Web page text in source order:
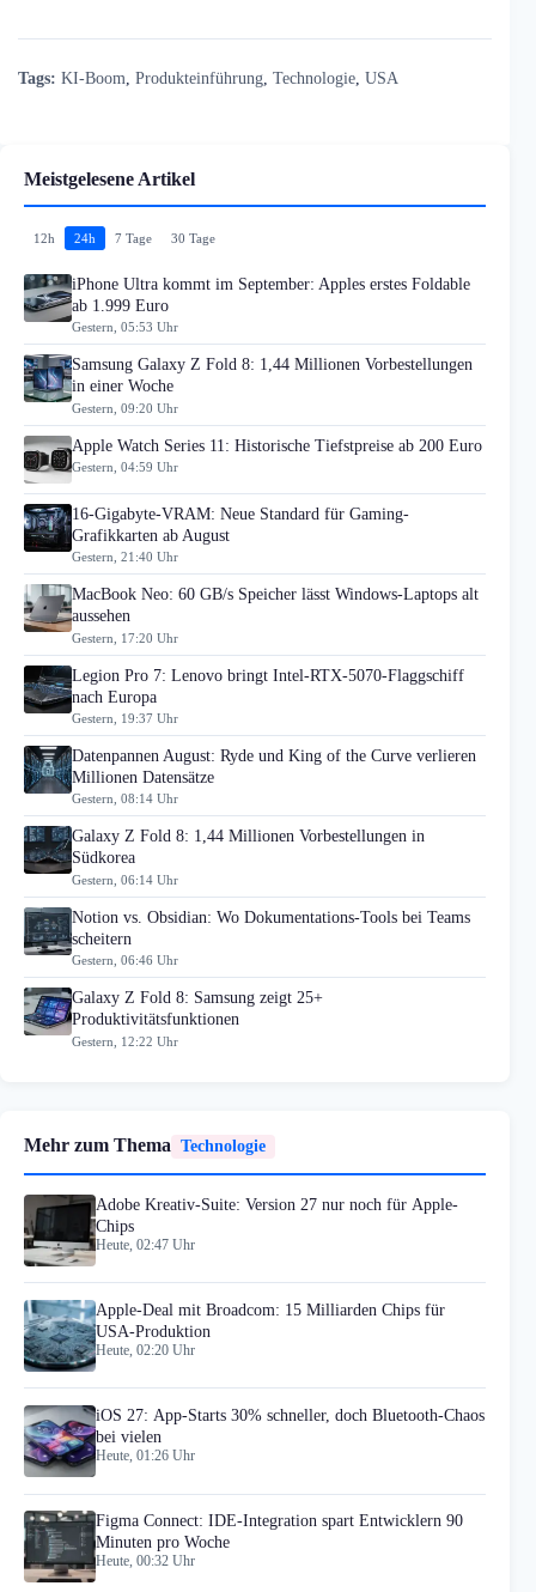
Tags: KI-Boom Produkteinführung Technologie USA
Meistgelesene Artikel
12h 24h 7 Tage 30 Tage
iPhone Ultra kommt im September: Apples erstes Foldable
ab 1.999 Euro
Gestern, 05:53 Uhr
Samsung Galaxy Z Fold 8: 1,44 Millionen Vorbestellungen
in einer Woche
Gestern, 09:20 Uhr
Apple Watch Series 11: Historische Tiefstpreise ab 200 Euro
Gestern, 04:59 Uhr
16-Gigabyte-VRAM: Neue Standard für Gaming-
Grafikkarten ab August
Gestern, 21:40 Uhr
MacBook Neo: 60 GB/s Speicher lässt Windows-Laptops alt
aussehen
Gestern, 17:20 Uhr
Legion Pro 7: Lenovo bringt Intel-RTX-5070-Flaggschiff
nach Europa
Gestern, 19:37 Uhr
Datenpannen August: Ryde und King of the Curve verlieren
Millionen Datensätze
Gestern, 08:14 Uhr
Galaxy Z Fold 8: 1,44 Millionen Vorbestellungen in
Südkorea
Gestern, 06:14 Uhr
Notion vs. Obsidian: Wo Dokumentations-Tools bei Teams
scheitern
Gestern, 06:46 Uhr
Galaxy Z Fold 8: Samsung zeigt 25+
Produktivitätsfunktionen
Gestern, 12:22 Uhr
Mehr zum Thema Technologie
Adobe Kreativ-Suite: Version 27 nur noch für Apple-
Chips
Heute, 02:47 Uhr
Apple-Deal mit Broadcom: 15 Milliarden Chips für
USA-Produktion
Heute, 02:20 Uhr
iOS 27: App-Starts 30% schneller, doch Bluetooth-Chaos
bei vielen
Heute, 01:26 Uhr
Figma Connect: IDE-Integration spart Entwicklern 90
Minuten pro Woche
Heute, 00:32 Uhr